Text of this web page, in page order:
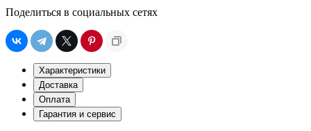
Поделиться в социальных сетях
Характеристики
Доставка
Оплата
Гарантия и сервис